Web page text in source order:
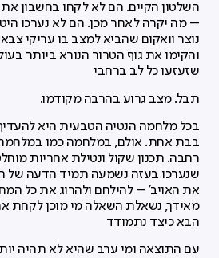
השלטון הקיים. הם לא לקחו בחשבון
– מה יקרה לאחר מכן. הם לא נערכו
נוצר וואקום שהביא למצב בו עריקי
והקימו את גוף הטרור הנורא ביותר
שזעזעו כל לב ברחבי
תבל. מצב גרוע בהרבה מקודמו.
בכל מלחמה הנטיה הטבעית היא
בבת אחת. אולם, במלחמה כמו
רחבה. תכנון שקול ונטילת אחריות
שנערכו בעזה נשמעה תמיד הדעה של
את האויב' – להילחם ולהרוג את כל
מאידך, נשאלת השאלה מי מוכן לקחת
הבא כיצד נתמודד
עם התוצאה ומי ערב שהיא לא תהיה